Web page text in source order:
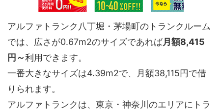
アルファトランク八丁堀・茅場町のトランクルーム
では、広さが0.67m2のサイズであれば月額8,415
円～利用できます。
一番大きなサイズは4.39m2で、月額38,115円で借
りられます。
アルファトランクは、東京・神奈川のエリアにトラ